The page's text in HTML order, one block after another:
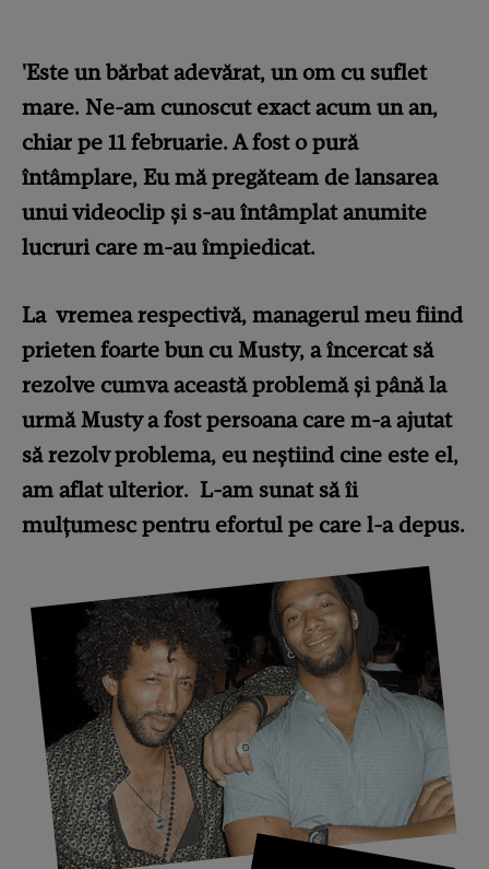
'Este un bărbat adevărat, un om cu suflet
mare. Ne-am cunoscut exact acum un an,
chiar pe 11 februarie. A fost o pură
întâmplare, Eu mă pregăteam de lansarea
unui videoclip și s-au întâmplat anumite
lucruri care m-au împiedicat.
La vremea respectivă, managerul meu fiind
prieten foarte bun cu Musty, a încercat să
rezolve cumva această problemă și până la
urmă Musty a fost persoana care m-a ajutat
să rezolv problema, eu neștiind cine este el,
am aflat ulterior. L-am sunat să îi
mulțumesc pentru efortul pe care l-a depus.